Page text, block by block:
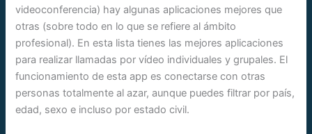
videoconferencia) hay algunas aplicaciones mejores que
otras (sobre todo en lo que se refiere al ámbito
profesional). En esta lista tienes las mejores aplicaciones
para realizar llamadas por vídeo individuales y grupales. El
funcionamiento de esta app es conectarse con otras
personas totalmente al azar, aunque puedes filtrar por país,
edad, sexo e incluso por estado civil.